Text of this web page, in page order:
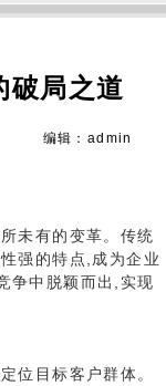
破局之道
编辑：admin
未有的变革。传统
强的特点,成为企业
争中脱颖而出,实现
位目标客户群体。